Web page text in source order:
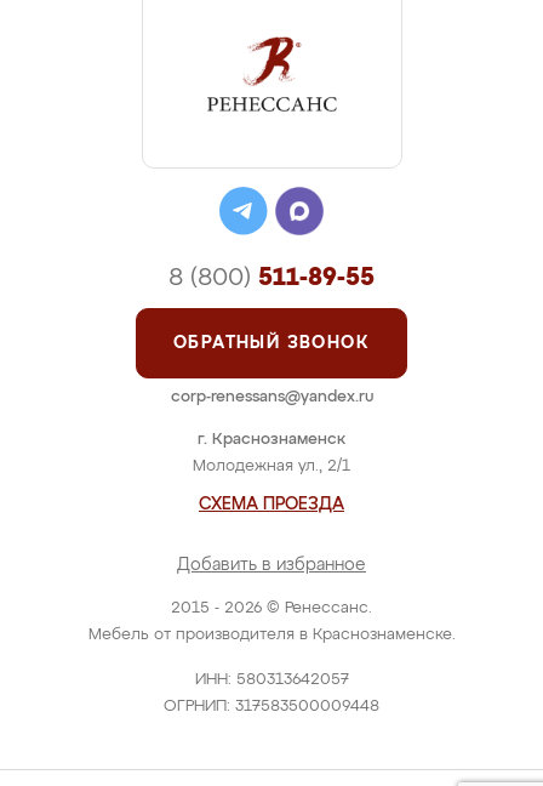
2015 - 2026 © Ренессанс.
Мебель от производителя в Краснознаменске.
ИНН: 580313642057
ОГРНИП: 317583500009448
г. Краснознаменск
Молодежная ул., 2/1
СХЕМА ПРОЕЗДА
Добавить в избранное
8 (800) 511-89-55
ОБРАТНЫЙ ЗВОНОК
corp-renessans@yandex.ru